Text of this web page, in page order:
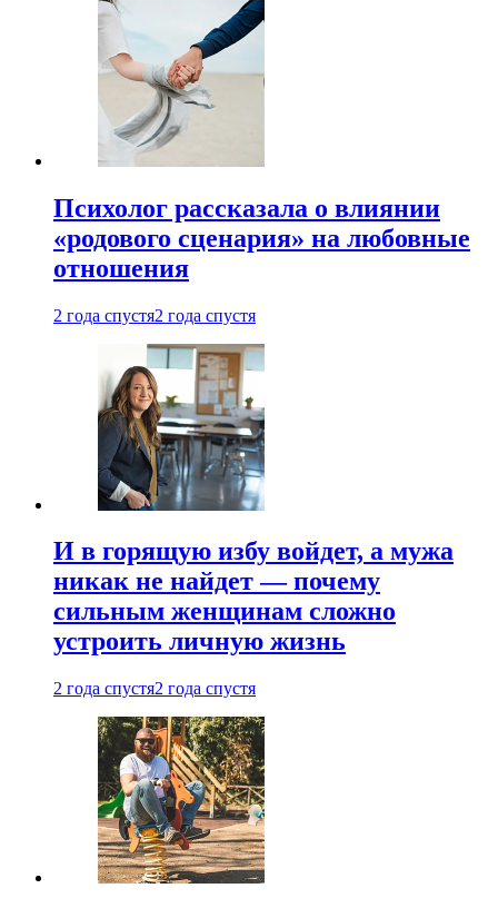
Психолог рассказала о влиянии
«родового сценария» на любовные
отношения
2 года спустя2 года спустя
И в горящую избу войдет, а мужа
никак не найдет — почему
сильным женщинам сложно
устроить личную жизнь
2 года спустя2 года спустя